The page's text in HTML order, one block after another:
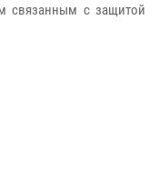
связанным с защитой